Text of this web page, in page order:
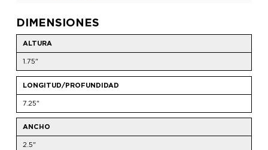
DIMENSIONES
ALTURA
1.75"
LONGITUD/PROFUNDIDAD
7.25"
ANCHO
2.5"